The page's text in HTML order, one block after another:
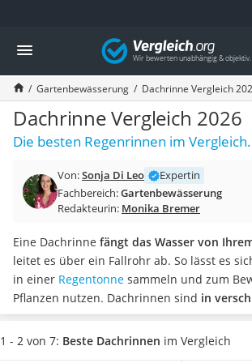
Die beliebtesten Vergleiche nach Kategorie
Baumarkt
Tresor feuerfest
Makita-Akku-Rasenmäher
Kappsäge
Smartes Türschloss
Akku-Rasentrimmer
Split-Klimaanlage 2 Innengeräte
Pelletofen
Tiefbrunnenpumpe
Fliesenschneider
Hochdruckreiniger
Doppelschleifer
Überwachungskamera
Benzinrasenmäher mit Elektrostart
Vergleich
Gartenbewässerung Dachrinne Vergleich
Dachrinne Vergleich 2026
Die besten Regenrinnen im Vergleich.
Von:Sonja Di Leo
Expertin
Fachbereich:Gartenbewässerung
Redakteurin: Monika Bremer
Eine Dachrinne fängt das Wasser von
leitet es über ein Fallrohr ab. So lässt es
in einer Regentonne sammeln und zum
Pflanzen nutzen. Dachrinnen sind in
erhältlich. Gängige Dachrinnen-Tests im
die meisten Dachrinnen-Setsmit
1 - 2 von 7: Beste Dachrinnen im Vergleich